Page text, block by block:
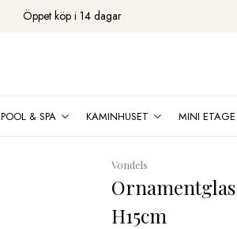
Öppet köp i 14 dagar
POOL & SPA KAMINHUSET MINI ETAGE
Vondels
H15cm